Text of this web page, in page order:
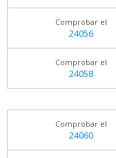
Comprobar el
24056
Comprobar el
24058
Comprobar el
24060